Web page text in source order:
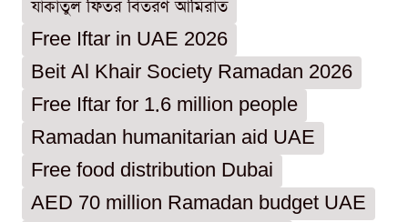
যাকাতুল ফিতর বিতরণ আমিরাত
Free Iftar in UAE 2026
Beit Al Khair Society Ramadan 2026
Free Iftar for 1.6 million people
Ramadan humanitarian aid UAE
Free food distribution Dubai
AED 70 million Ramadan budget UAE